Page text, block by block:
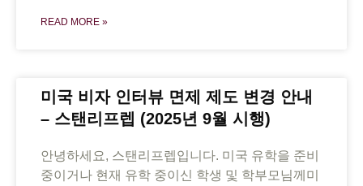
READ MORE »
미국 비자 인터뷰 면제 제도 변경 안내
– 스탠리프렙 (2025년 9월 시행)
안녕하세요, 스탠리프렙입니다. 미국 유학을 준비
중이거나 현재 유학 중이신 학생 및 학부모님께미